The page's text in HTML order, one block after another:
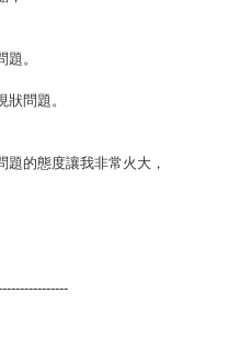
。
問題。
的態度讓我非常火大，